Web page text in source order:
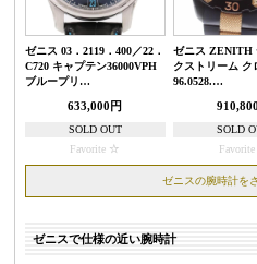
ゼニス 03．2119．400／22．
C720 キャプテン36000VPH
ブループリ…
633,000円
SOLD OUT
Favorite
ゼニス ZENITH
クストリーム ク
96.0528.…
SOLD
Favorite
ゼニスの腕時計を
ゼニスで仕様の近い腕時計